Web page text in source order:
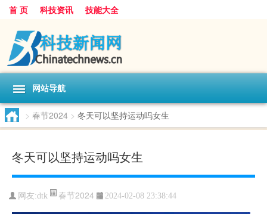
首 页 科技资讯 技能大全
网站导航
> 春节2024 > 冬天可以坚持运动吗女生
冬天可以坚持运动吗女生
网友:dtk 春节2024 2024-02-08 23:38:44